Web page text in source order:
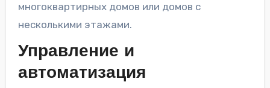
многоквартирных домов или домов с
несколькими этажами.
Управление и
автоматизация